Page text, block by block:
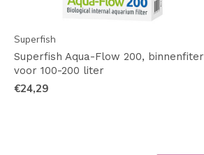
Superfish
Superfish Aqua-Flow 200, binnenfiter
voor 100-200 liter
€24,29